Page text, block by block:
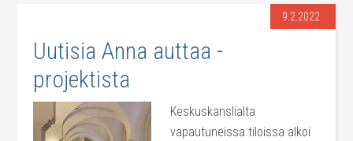
9.2.2022
Uutisia Anna auttaa -
projektista
Keskuskanslialta
vapautuneissa tiloissa alkoi